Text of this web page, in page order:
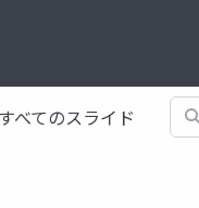
すべてのスライド 検索